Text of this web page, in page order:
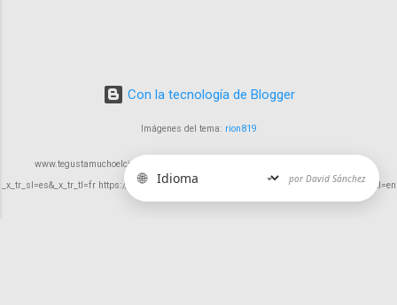
Con la tecnología de Blogger
Imágenes del tema: rion819
www.tegustamuchoelcine.com https://tegustamuchoelcine-com.translate.goog/?
_x_tr_sl=es&_x_tr_tl=fr https://tegustamuchoelcine-com.translate.goog/?_x_tr_sl=es&_x_tr_tl=en
🌐 por David Sánchez